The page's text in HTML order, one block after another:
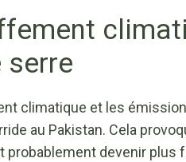
serre
climatique et les
au Pakistan. Cela
probablement devenir plus